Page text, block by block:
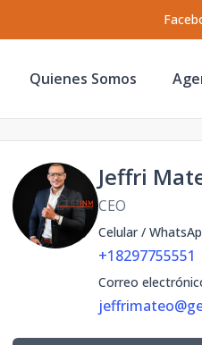
Quienes Somos
Jeffri
CEO
Celular /
+18297755551
Correo